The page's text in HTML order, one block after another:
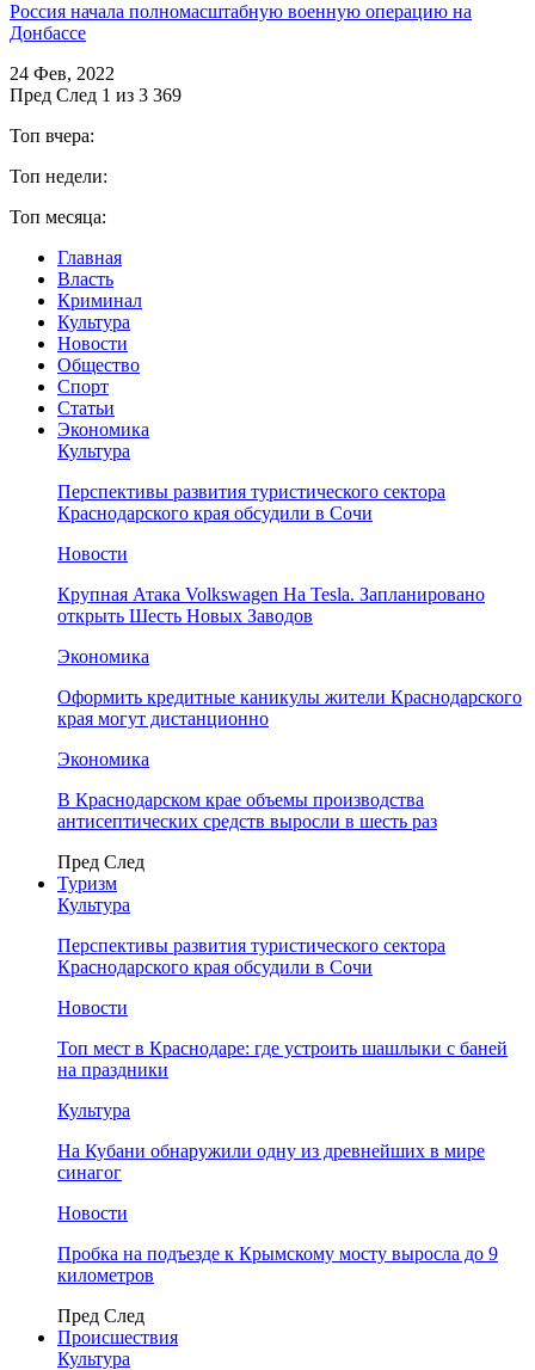
Россия начала полномасштабную военную операцию на
Донбассе
24 Фев, 2022
Пред След 1 из 3 369
Топ вчера:
Топ недели:
Топ месяца:
Главная
Власть
Криминал
Культура
Новости
Общество
Спорт
Статьи
Экономика
Культура
Перспективы развития туристического сектора
Краснодарского края обсудили в Сочи
Новости
Крупная Атака Volkswagen На Tesla. Запланировано
открыть Шесть Новых Заводов
Экономика
Оформить кредитные каникулы жители Краснодарского
края могут дистанционно
Экономика
В Краснодарском крае объемы производства
антисептических средств выросли в шесть раз
Пред След
Туризм
Культура
Перспективы развития туристического сектора
Краснодарского края обсудили в Сочи
Новости
Топ мест в Краснодаре: где устроить шашлыки с баней
на праздники
Культура
На Кубани обнаружили одну из древнейших в мире
синагог
Новости
Пробка на подъезде к Крымскому мосту выросла до 9
километров
Пред След
Происшествия
Культура